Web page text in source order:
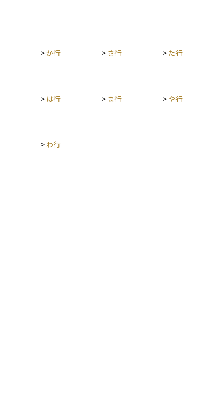
>か行 > さ行 > た行
> は行 > ま行 > や行
> わ行